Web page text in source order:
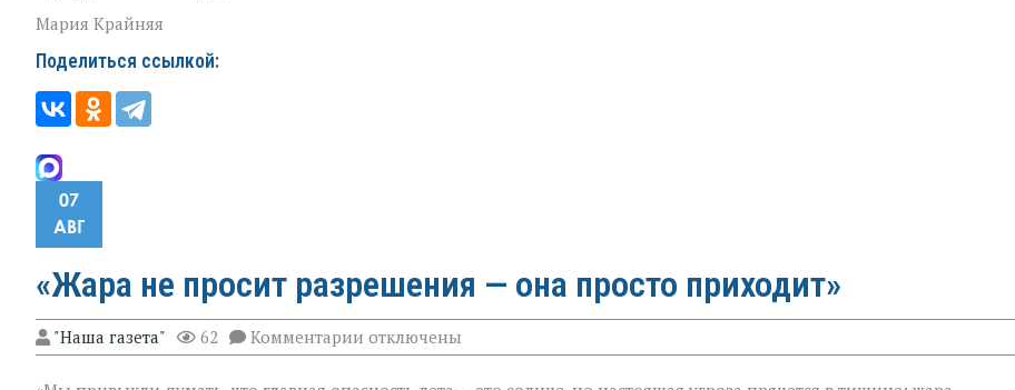
Мария Крайняя
Поделиться ссылкой:
07
АВГ
«Жара не просит разрешения — она просто приходит»
"Наша газета" 62 Комментарии к
записи
отключены